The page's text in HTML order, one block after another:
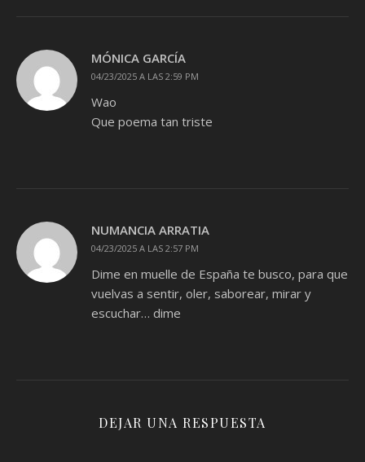
MÓNICA GARCÍA
04/23/2025 A LAS 2:59 PM
Wao
Que poema tan triste
NUMANCIA ARRATIA
04/23/2025 A LAS 2:57 PM
Dime en muelle de España te busco, para que
vuelvas a sentir, oler, saborear, mirar y
escuchar… dime
DEJAR UNA RESPUESTA